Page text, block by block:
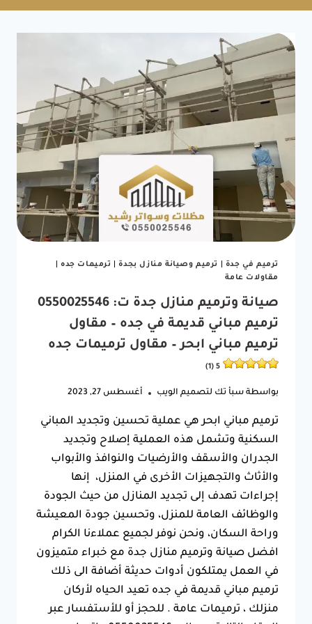
ترميم في جدة ترميم وصيانة منازل بجدة ترميمات جده|
مقاولات عامة
صيانة وترميم منازل جدة ت: 0550025546
ترميم مباني قديمة في جده – مقاول
ترميم مباني ابحر – مقاول ترميمات جده
5 (1)
بواسطة سبأ تك لتصميم الويب أغسطس 27, 2023
ترميم مباني ابحر هي عملية تحسين وتجديد المباني
السكنية وتشمل هذه العملية إصلاح وتجديد
الجدران والأسقف والأرضيات والنوافذ والأبواب
والأثاث والتجهيزات الأخرى في المنزل، إنها
إجراءات تهدف إلى تجديد المنازل من حيث الجودة
والوظائف العامة للمنزل، وتحسين جودة المعيشة
وراحة السكان، ونحن نوفر لجميع عملاءنا الكرام
افضل صيانة وترميم منازل جدة مع خبراء متميزون
في العمل يمتلكون أدوات حديثة أضافة الى ذلك
ترميم مباني قديمة في جده تعيد الحياه لأركان
منزلك ، ترميمات عامة . للحجز أو للأستفسار عبر